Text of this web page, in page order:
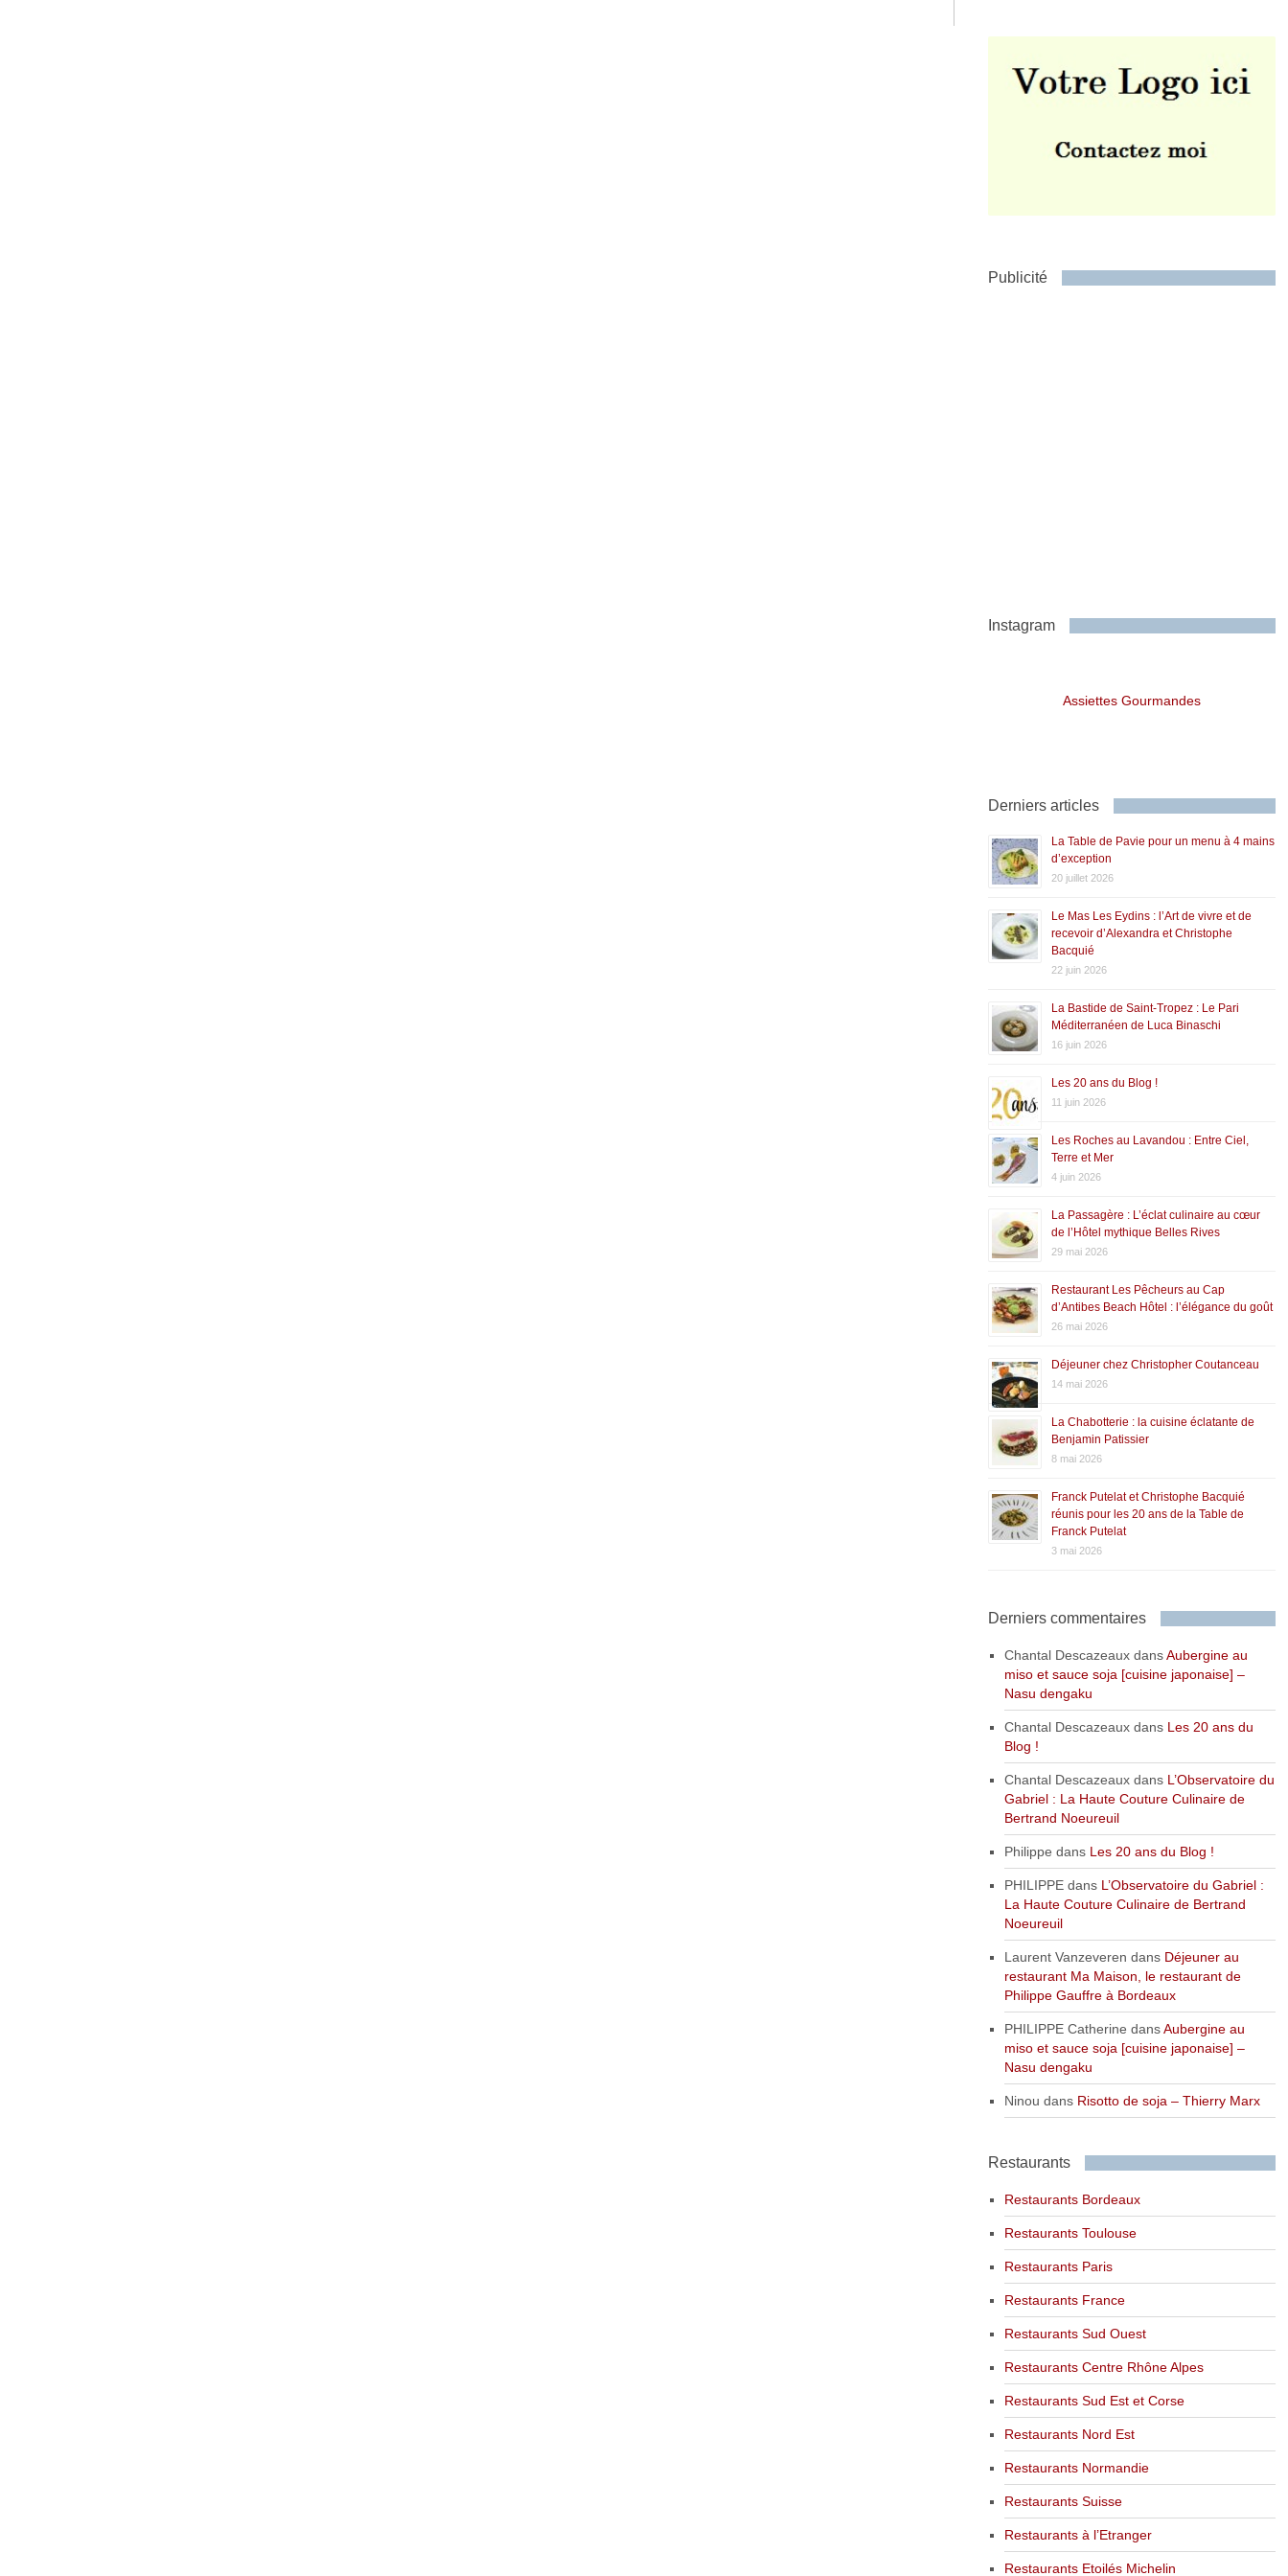
Publicité
Instagram
Assiettes Gourmandes
Derniers articles
La Table de Pavie pour un menu à 4 mains
d’exception
20 juillet 2026
Le Mas Les Eydins : l’Art de vivre et de
recevoir d’Alexandra et Christophe
Bacquié
22 juin 2026
La Bastide de Saint-Tropez : Le Pari
Méditerranéen de Luca Binaschi
16 juin 2026
Les 20 ans du Blog !
11 juin 2026
Les Roches au Lavandou : Entre Ciel,
Terre et Mer
4 juin 2026
La Passagère : L’éclat culinaire au cœur
de l’Hôtel mythique Belles Rives
29 mai 2026
Restaurant Les Pêcheurs au Cap
d’Antibes Beach Hôtel : l’élégance du goût
26 mai 2026
Déjeuner chez Christopher Coutanceau
14 mai 2026
La Chabotterie : la cuisine éclatante de
Benjamin Patissier
8 mai 2026
Franck Putelat et Christophe Bacquié
réunis pour les 20 ans de la Table de
Franck Putelat
3 mai 2026
Derniers commentaires
Chantal DescazeauxdansAubergine au
miso et sauce soja [cuisine japonaise] –
Nasu dengaku
Chantal Descazeauxdans Les 20 ans du
Blog !
Chantal Descazeauxdans L’Observatoire du
Gabriel : La Haute Couture Culinaire de
Bertrand Noeureuil
Philippe dans Les 20 ans du Blog !
PHILIPPEdans L’Observatoire du Gabriel :
La Haute Couture Culinaire de Bertrand
Noeureuil
Laurent Vanzeveren dans Déjeuner au
restaurant Ma Maison, le restaurant de
Philippe Gauffre à Bordeaux
PHILIPPE Catherine dansAubergine au
miso et sauce soja [cuisine japonaise] –
Nasu dengaku
Ninou dans Risotto de soja – Thierry Marx
Restaurants
Restaurants Bordeaux
Restaurants Toulouse
Restaurants Paris
Restaurants France
Restaurants Sud Ouest
Restaurants Centre Rhône Alpes
Restaurants Sud Est et Corse
Restaurants Nord Est
Restaurants Normandie
Restaurants Suisse
Restaurants à l’Etranger
Restaurants Etoilés Michelin